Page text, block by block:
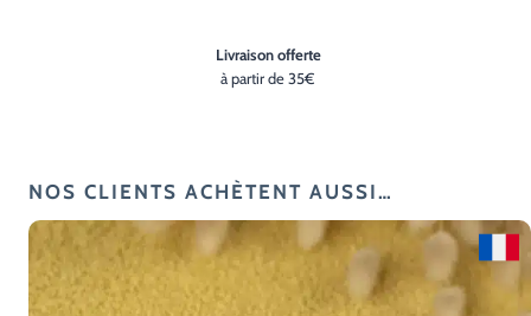
Livraison offerte
à partir de 35€
NOS CLIENTS ACHÈTENT AUSSI…